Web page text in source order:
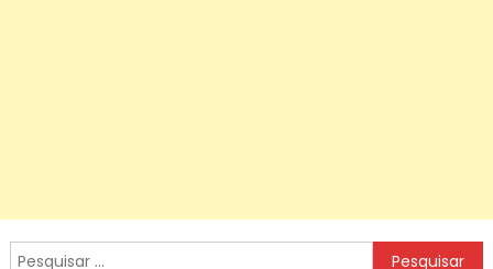
Pesquisar